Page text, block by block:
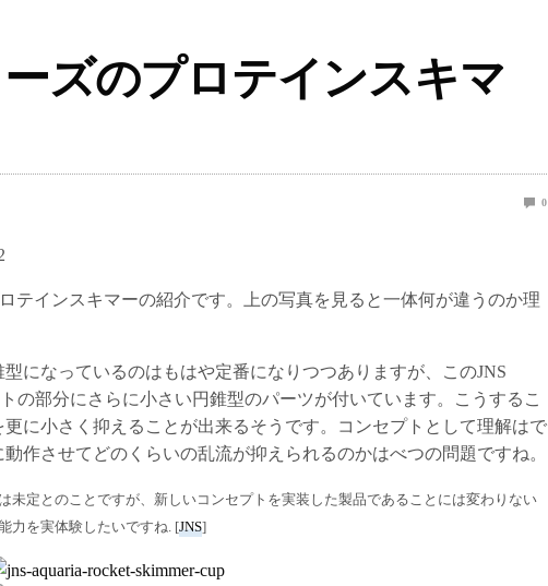
ーズのプロテインスキマ
0
テインスキマーの紹介です。上の写真を見ると一体何が違うのか理
になっているのはもはや定番になりつつありますが、このJNS
の部分にさらに小さい円錐型のパーツが付いています。こうするこ
に小さく抑えることが出来るそうです。コンセプトとして理解はで
作させてどのくらいの乱流が抑えられるのかはべつの問題ですね。
未定とのことですが、新しいコンセプトを実装した製品であることには変わりない
力を実体験したいですね. [JNS]